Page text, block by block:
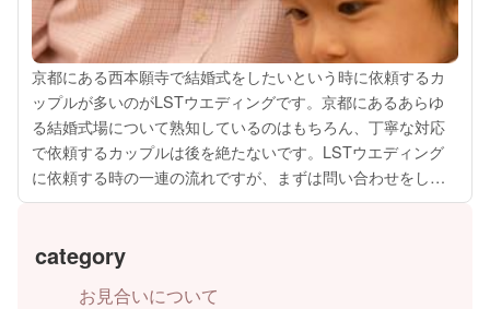
京都にある西本願寺で結婚式をしたいという時に依頼するカ
ップルが多いのがLSTウエディングです。京都にあるあらゆ
る結婚式場について熟知しているのはもちろん、丁寧な対応
で依頼するカップルは後を絶たないです。LSTウエディング
に依頼する時の一連の流れですが、まずは問い合わせをしま
す。ホームページからなら時間を問わずできるので便利で
category
お見合いについて